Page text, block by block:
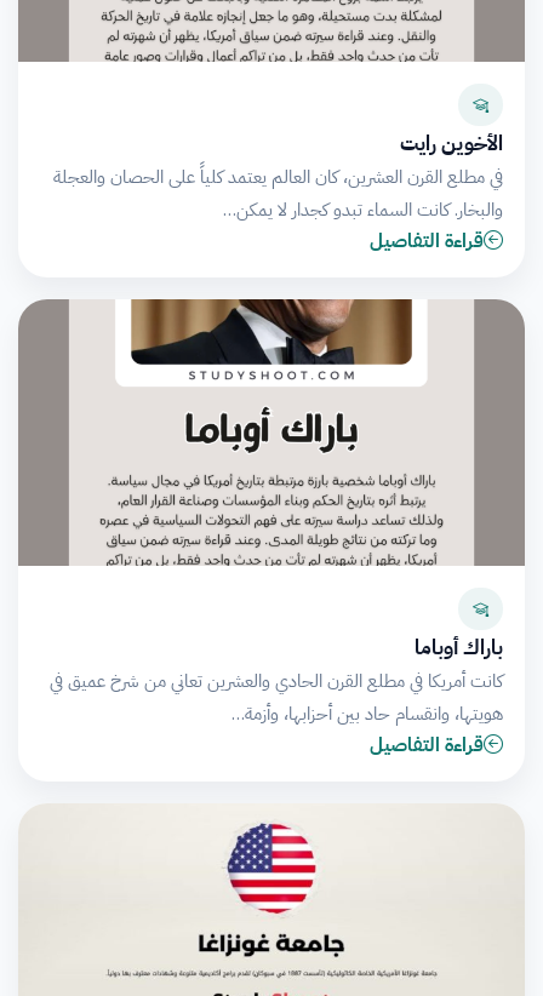
الأخوين رايت
في مطلع القرن العشرين، كان العالم يعتمد كلياً على الحصان والعجلة
والبخار. كانت السماء تبدو كجدار لا يمكن…
قراءة التفاصيل
باراك أوباما
كانت أمريكا في مطلع القرن الحادي والعشرين تعاني من شرخ عميق في
هويتها، وانقسام حاد بين أحزابها، وأزمة…
قراءة التفاصيل